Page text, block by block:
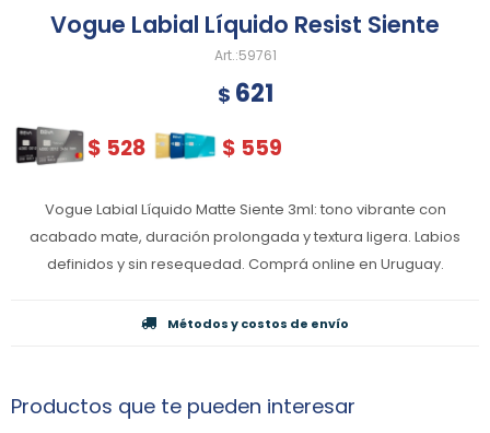
Vogue Labial Líquido Resist Siente
59761
$ 621
$ 528 $ 559
Vogue Labial Líquido Matte Siente 3ml: tono vibrante con
acabado mate, duración prolongada y textura ligera. Labios
definidos y sin resequedad. Comprá online en Uruguay.
Métodos y costos de envío
Productos que te pueden interesar